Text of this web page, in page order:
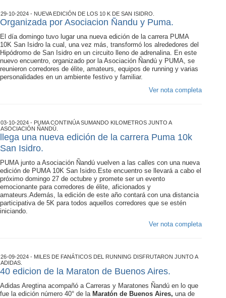
29-10-2024 - NUEVA EDICIÓN DE LOS 10 K DE SAN ISIDRO.
Organizada por Asociacion Ñandu y Puma.
El día domingo tuvo lugar una nueva edición de la carrera PUMA
10K San Isidro la cual, una vez más, transformó los alrededores del
Hipódromo de San Isidro en un circuito lleno de adrenalina. En este
nuevo encuentro, organizado por la Asociación Ñandú y PUMA, se
reunieron corredores de élite, amateurs, equipos de running y varias
personalidades en un ambiente festivo y familiar.
Ver nota completa
03-10-2024 - PUMA CONTINÚA SUMANDO KILOMETROS JUNTO A
ASOCIACIÓN ÑANDÚ.
llega una nueva edición de la carrera Puma 10k
San Isidro.
PUMA junto a Asociación Ñandú vuelven a las calles con una nueva
edición de PUMA 10K San Isidro.Este encuentro se llevará a cabo el
próximo domingo 27 de octubre y promete ser un evento
emocionante para corredores de élite, aficionados y
amateurs.Además, la edición de este año contará con una distancia
participativa de 5K para todos aquellos corredores que se estén
iniciando.
Ver nota completa
26-09-2024 - MILES DE FANÁTICOS DEL RUNNING DISFRUTARON JUNTO A
ADIDAS.
40 edicion de la Maraton de Buenos Aires.
Adidas Aregtina acompañó a Carreras y Maratones Ñandú en lo que
fue la edición número 40° de la Maratón de Buenos Aires, una de